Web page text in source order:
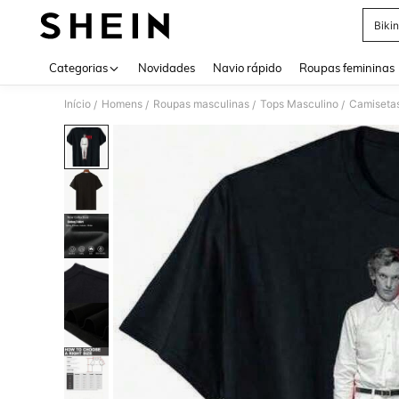
Categorias Novidades Navio rápido Roupas femininas
Início / Homens / Roupas masculinas / Tops Masculino /